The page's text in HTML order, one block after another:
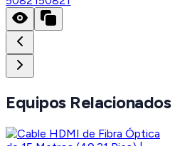
Equipos Relacionados